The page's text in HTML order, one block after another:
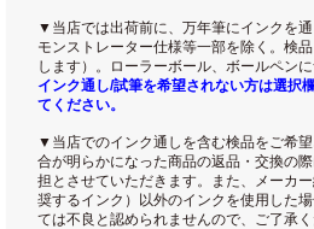
▼当店では出荷前に、万年筆にインクを
モンストレーター仕様等一部を除く。検
します）。ローラーボール、ボールペン
インク通し/試筆を希望されない方は選択
てください。
▼当店でのインク通しを含む検品をご希
合が明らかになった商品の返品・交換の
担とさせていただきます。また、メーカ
奨するインク）以外のインクを使用した
ては不良と認められませんので、ご了承く